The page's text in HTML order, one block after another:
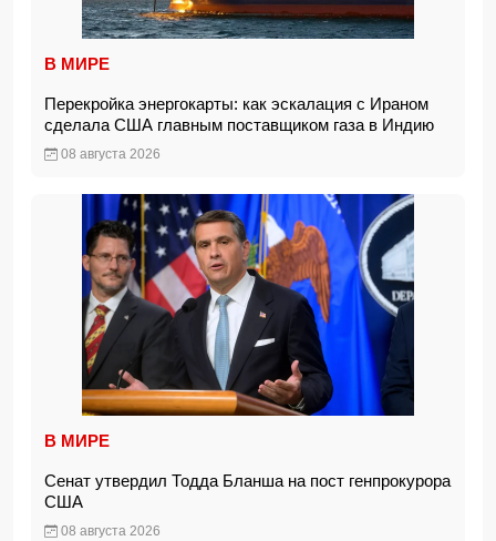
В МИРЕ
Перекройка энергокарты: как эскалация с Ираном
сделала США главным поставщиком газа в Индию
08 августа 2026
В МИРЕ
Сенат утвердил Тодда Бланша на пост генпрокурора
США
08 августа 2026